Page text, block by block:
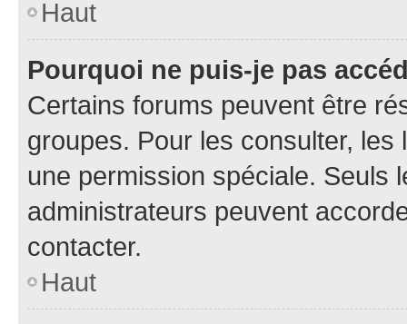
Haut
Pourquoi ne puis-je pas
Certains forums peuvent être
groupes. Pour les consulter,
une permission spéciale. Seuls
administrateurs peuvent
contacter.
Haut